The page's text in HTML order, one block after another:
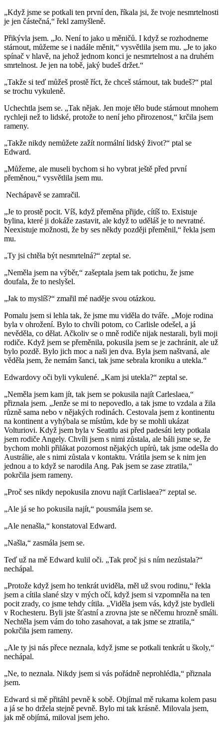
„Když jsme se potkali ten první den, říkala jsi, že tvoje nesmrtelnosti
je jen částečná,“ řekl zamyšleně.
Přikývla jsem. „Jo. Není to jako u měničů. I když se rozhodneme
stárnout, můžeme se i nadále měnit,“ vysvětlila jsem mu. „Je to jako
spínač v hlavě, na jehož jednom konci je nesmrtelnost a na druhém
smrtelnost. Je jen na tobě, jaký budeš držet.“
„Takže si teď můžeš prostě říct, že chceš stárnout, tak budeš?“ ptal
se trochu vykuleně.
Uchechtla jsem se. „Tak nějak. Jen moje tělo bude stárnout mnohem
rychleji než to lidské, protože to není jeho přirozenost,“ krčila jsem
rameny.
„Takže nikdy nemůžete zažít normální lidský život?“ ptal se
Edward.
„Můžeme, ale museli bychom si ho vybrat ještě před první
přeměnou,“ vysvětlila jsem mu.
Nechápavě se zamračil.
„Je to prostě pocit. Víš, když přeměna přijde, cítíš to. Existuje
bylina, které ji dokáže zastavit, ale když to uděláš je to nevratné.
Neexistuje možnosti, že by ses někdy později přeměnil,“ řekla jsem
mu.
„Ty jsi chtěla být nesmrtelná?“ zeptal se.
„Neměla jsem na výběr,“ zašeptala jsem tak potichu, že jsme
doufala, že to neslyšel.
„Jak to myslíš?“ zmařil mé naděje svou otázkou.
Pomalu jsem si lehla tak, že jsme mu viděla do tváře. „Moje rodina
byla v ohrožení. Bylo to chvíli potom, co Carlisle odešel, a já
nevěděla, co dělat. Ačkoliv se o mně rodiče nijak nestarali, byli moji
rodiče. Když jsem se přeměnila, pokusila jsem se je zachránit, ale už
bylo pozdě. Bylo jich moc a naši jen dva. Byla jsem naštvaná, ale
věděla jsem, že nemám šanci, tak jsme sebrala kroniku a utekla.“
Edwardovy oči byli vykulené. „Kam jsi utekla?“ zeptal se.
„Neměla jsem kam jít, tak jsem se pokusila najít Carleslaea,“
přiznala jsem. „Jenže se mi to nepovedlo, a tak jsme to vzdala a žila
různě sama nebo v nějakých rodinách. Cestovala jsem z kontinentu
na kontinent a vyhýbala se místům, kde by se mohli ukázat
Volturiovi. Když jsem byla v Seattlu asi před padesáti lety potkala
jsem rodiče Angely. Chvíli jsem s nimi zůstala, ale báli jsme se, že
bychom mohli přilákat pozornost nějakých upírů, tak jsme odešla do
Austrálie, ale s nimi zůstala v kontaktu. Vrátila jsem se k nim jen
jednou a to když se narodila Ang. Pak jsem se zase ztratila,“
pokrčila jsem rameny.
„Proč ses nikdy nepokusila znovu najít Carlislaea?“ zeptal se.
„Ale já se ho pokusila najít,“ pousmála jsem se.
„Ale nenašla,“ konstatoval Edward.
„Našla,“ zasmála jsem se.
Teď už na mě Edward kulil oči. „Tak proč jsi s ním nezůstala?“
nechápal.
„Protože když jsem ho tenkrát uviděla, měl už svou rodinu,“ řekla
jsem a cítila slané slzy v mých očí, když jsem si vzpomněla na ten
pocit zrady, co jsme tehdy cítila. „Viděla jsem vás, když jste bydleli
v Rochesteru. Byli jste šťastní a zrovna jste se něčemu hrozně smáli.
Nechtěla jsem vám do toho zasahovat, a tak jsme se ztratila,“
pokrčila jsem rameny.
„Ale ty jsi nás přece neznala, když jsme se potkali tenkrát u školy,“
nechápal.
„Ne, to neznala. Nikdy jsem si vás pořádně neprohlédla,“ přiznala
jsem.
Edward si mě přitáhl pevně k sobě. Objímal mě rukama kolem pasu
a já se ho držela stejně pevně. Bylo mi tak krásně. Milovala jsem,
jak mě objímá, miloval jsem jeho.